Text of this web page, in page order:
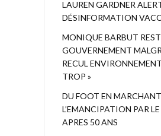
LAUREN GARDNER
DÉSINFORMATION
MONIQUE BARBUT
GOUVERNEMENT
RECUL
TROP »
DU FOOT EN
L’EMANCIPATION PAR
APRES 50 ANS